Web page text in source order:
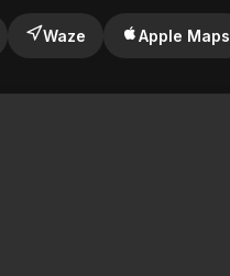
Waze Apple Maps